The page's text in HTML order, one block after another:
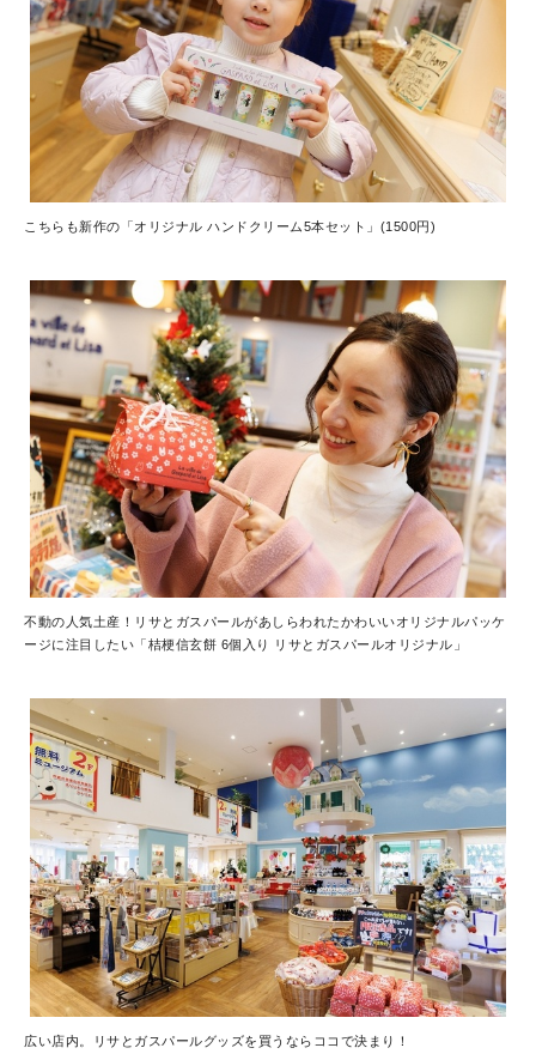
こちらも新作の「オリジナル ハンドクリーム5本セット」(1500円)
不動の人気土産！リサとガスパールがあしらわれたかわいいオリジナルパッケ
ージに注目したい「桔梗信玄餅 6個入り リサとガスパールオリジナル」
広い店内。リサとガスパールグッズを買うならココで決まり！